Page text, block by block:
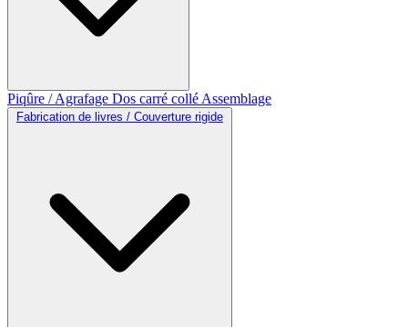
Piqûre / Agrafage Dos carré collé Assemblage
Fabrication de livres / Couverture rigide